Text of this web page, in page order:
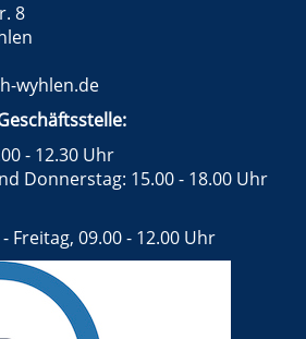
8
wyhlen.de
- 12.30 Uhr
Donnerstag: 15.00 - 18.00 Uhr
Freitag, 09.00 - 12.00 Uhr